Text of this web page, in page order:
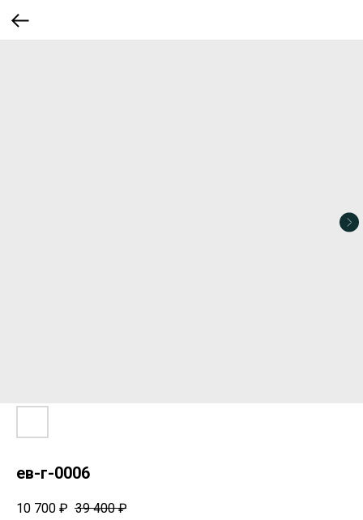
ев-г-0006
10 700 ₽ 39 400 ₽